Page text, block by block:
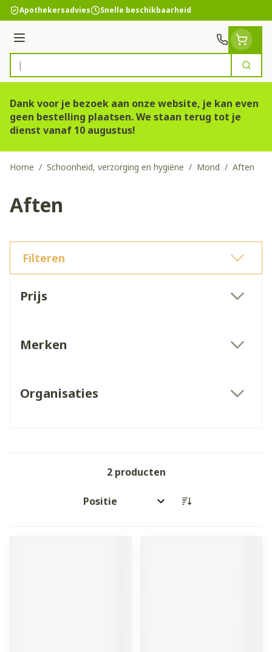
Ga naar de inhoud
Apothekersadvies Snelle beschikbaarheid
Menu
Product, merk, categorie...
Zoek
Dank voor je bezoek aan onze website, je kan even
geen bestelling plaatsen. We staan terug tot je
dienst vanaf 10 augustus!
Home / Schoonheid, verzorging en hygiëne / Mond / Aften
Aften
Filteren
Prijs
Merken
Organisaties
2producten
Sorteer op: